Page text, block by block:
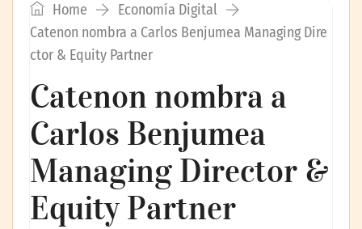
Home
Economía Digital
Catenon nombra a Carlos Benjumea Managing Dire
ctor & Equity Partner
Catenon nombra a
Carlos Benjumea
Managing Director &
Equity Partner